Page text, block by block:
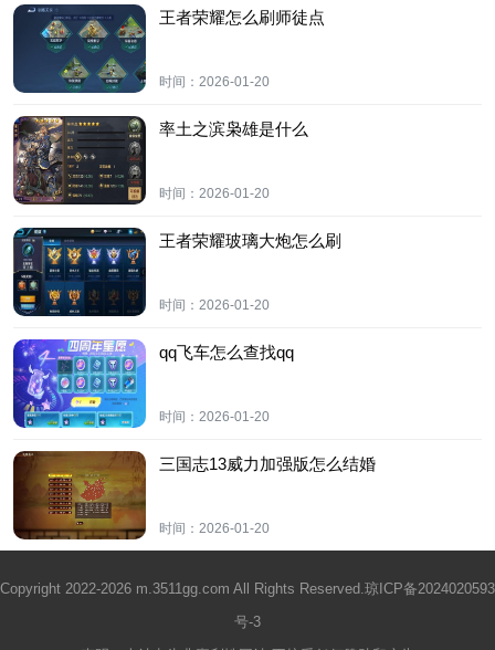
王者荣耀怎么刷师徒点
时间： 2026-01-20
率土之滨枭雄是什么
时间： 2026-01-20
王者荣耀玻璃大炮怎么刷
时间： 2026-01-20
qq飞车怎么查找qq
时间： 2026-01-20
三国志13威力加强版怎么结婚
时间： 2026-01-20
Copyright 2022-2026 m.3511gg.com All Rights Reserved. 琼ICP备2024020593
号-3